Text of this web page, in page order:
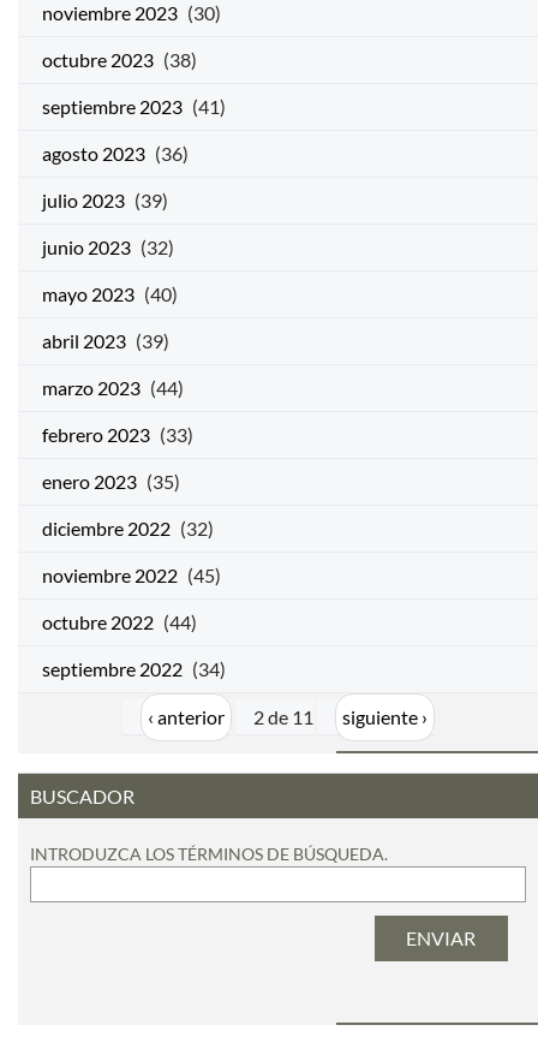
noviembre 2023 (30)
octubre 2023 (38)
septiembre 2023 (41)
agosto 2023 (36)
julio 2023 (39)
junio 2023 (32)
mayo 2023 (40)
abril 2023 (39)
marzo 2023 (44)
febrero 2023 (33)
enero 2023 (35)
diciembre 2022 (32)
noviembre 2022 (45)
octubre 2022 (44)
septiembre 2022 (34)
‹ anterior 2 de 11 siguiente ›
BUSCADOR
INTRODUZCA LOS TÉRMINOS DE BÚSQUEDA.